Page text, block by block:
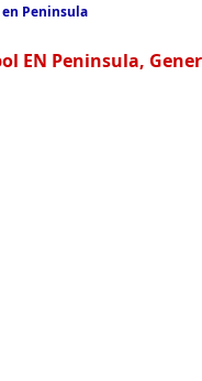
Peninsula
EN Peninsula,